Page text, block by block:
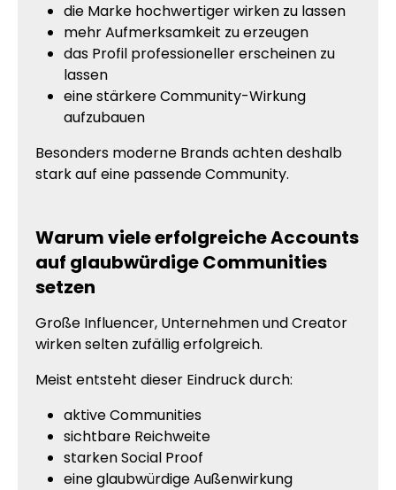
die Marke hochwertiger wirken zu lassen
mehr Aufmerksamkeit zu erzeugen
das Profil professioneller erscheinen zu
lassen
eine stärkere Community-Wirkung
aufzubauen
Besonders moderne Brands achten deshalb
stark auf eine passende Community.
Warum viele erfolgreiche Accounts
auf glaubwürdige Communities
setzen
Große Influencer, Unternehmen und Creator
wirken selten zufällig erfolgreich.
Meist entsteht dieser Eindruck durch:
aktive Communities
sichtbare Reichweite
starken Social Proof
eine glaubwürdige Außenwirkung